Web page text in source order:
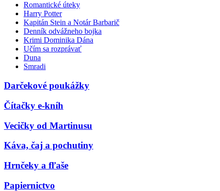
Romantické úteky
Harry Potter
Kapitán Stein a Notár Barbarič
Denník odvážneho bojka
Krimi Dominika Dána
Učím sa rozprávať
Duna
Smradi
Darčekové poukážky
Čítačky e-kníh
Vecičky od Martinusu
Káva, čaj a pochutiny
Hrnčeky a fľaše
Papiernictvo